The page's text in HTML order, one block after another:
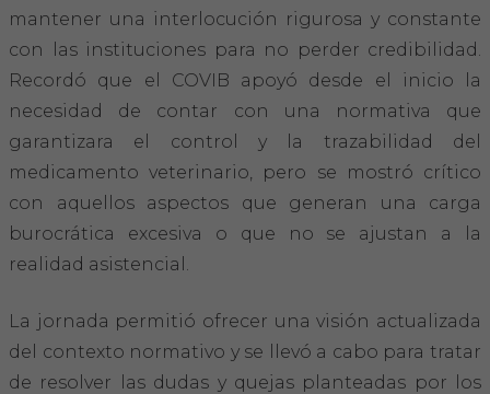
mantener una interlocución rigurosa y constante
con las instituciones para no perder credibilidad.
Recordó que el COVIB apoyó desde el inicio la
necesidad de contar con una normativa que
garantizara el control y la trazabilidad del
medicamento veterinario, pero se mostró crítico
con aquellos aspectos que generan una carga
burocrática excesiva o que no se ajustan a la
realidad asistencial.
La jornada permitió ofrecer una visión actualizada
del contexto normativo y se llevó a cabo para tratar
de resolver las dudas y quejas planteadas por los